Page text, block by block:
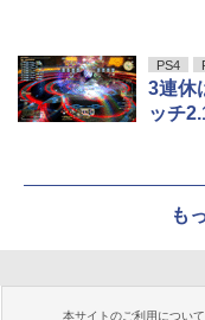
PS4
3連休
ッチ
も
本サイトのご利用について